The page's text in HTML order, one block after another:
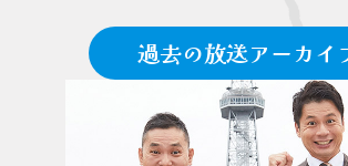
過去の放送アーカイ